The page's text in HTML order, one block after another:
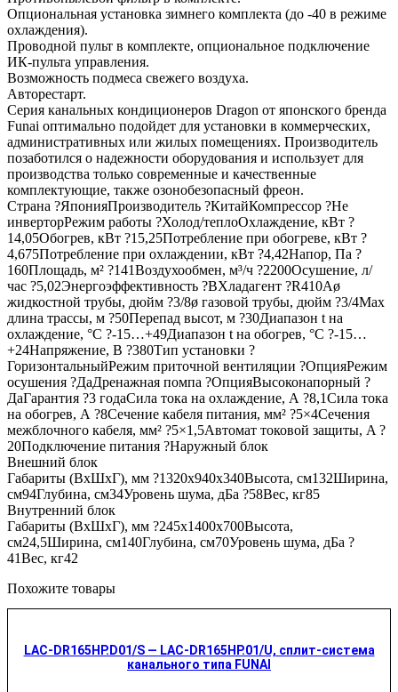
Опциональная установка зимнего комплекта (до -40 в режиме
охлаждения).
Проводной пульт в комплекте, опциональное подключение
ИК-пульта управления.
Возможность подмеса свежего воздуха.
Авторестарт.
Серия канальных кондиционеров Dragon от японского бренда
Funai оптимально подойдет для установки в коммерческих,
административных или жилых помещениях. Производитель
позаботился о надежности оборудования и использует для
производства только современные и качественные
комплектующие, также озонобезопасный фреон.
Страна ?ЯпонияПроизводитель ?КитайКомпрессор ?Не
инверторРежим работы ?Холод/теплоОхлаждение, кВт ?
14,05Обогрев, кВт ?15,25Потребление при обогреве, кВт ?
4,675Потребление при охлаждении, кВт ?4,42Напор, Па ?
160Площадь, м² ?141Воздухообмен, м³/ч ?2200Осушение, л/
час ?5,02Энергоэффективность ?BХладагент ?R410Aø
жидкостной трубы, дюйм ?3/8ø газовой трубы, дюйм ?3/4Max
длина трассы, м ?50Перепад высот, м ?30Диапазон t на
охлаждение, °С ?-15…+49Диапазон t на обогрев, °С ?-15…
+24Напряжение, В ?380Тип установки ?
ГоризонтальныйРежим приточной вентиляции ?ОпцияРежим
осушения ?ДаДренажная помпа ?ОпцияВысоконапорный ?
ДаГарантия ?3 годаСила тока на охлаждение, А ?8,1Сила тока
на обогрев, А ?8Сечение кабеля питания, мм² ?5×4Сечения
межблочного кабеля, мм² ?5×1,5Автомат токовой защиты, A ?
20Подключение питания ?Наружный блок
Внешний блок
Габариты (ВхШхГ), мм ?1320x940x340Высота, см132Ширина,
см94Глубина, см34Уровень шума, дБа ?58Вес, кг85
Внутренний блок
Габариты (ВхШхГ), мм ?245x1400x700Высота,
см24,5Ширина, см140Глубина, см70Уровень шума, дБа ?
41Вес, кг42
Похожите товары
LAC-DR165HP.D01/S — LAC-DR165HP.01/U, сплит-система
канального типа FUNAI